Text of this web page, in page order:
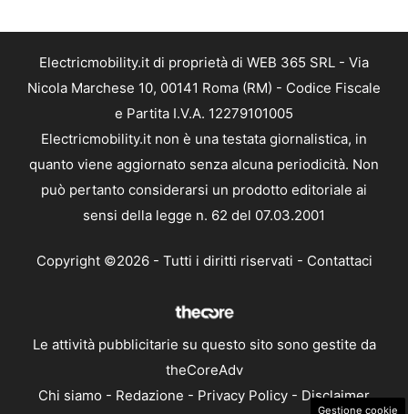
Electricmobility.it di proprietà di WEB 365 SRL - Via
Nicola Marchese 10, 00141 Roma (RM) - Codice Fiscale
e Partita I.V.A. 12279101005
Electricmobility.it non è una testata giornalistica, in
quanto viene aggiornato senza alcuna periodicità. Non
può pertanto considerarsi un prodotto editoriale ai
sensi della legge n. 62 del 07.03.2001
Copyright ©2026 - Tutti i diritti riservati - Contattaci
Le attività pubblicitarie su questo sito sono gestite da
theCoreAdv
Chi siamo - Redazione - Privacy Policy - Disclaimer
Gestione cookie